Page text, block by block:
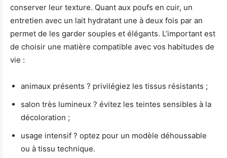
conserver leur texture. Quant aux poufs en cuir, un
entretien avec un lait hydratant une à deux fois par an
permet de les garder souples et élégants. L’important est
de choisir une matière compatible avec vos habitudes de
vie :
animaux présents ? privilégiez les tissus résistants ;
salon très lumineux ? évitez les teintes sensibles à la
décoloration ;
usage intensif ? optez pour un modèle déhoussable
ou à tissu technique.